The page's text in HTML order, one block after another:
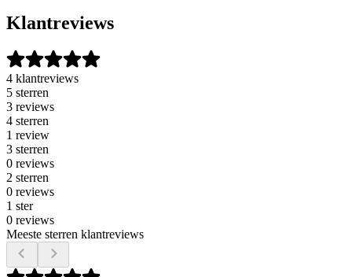
Klantreviews
4 klantreviews
5 sterren
3 reviews
4 sterren
1 review
3 sterren
0 reviews
2 sterren
0 reviews
1 ster
0 reviews
Meeste sterren klantreviews